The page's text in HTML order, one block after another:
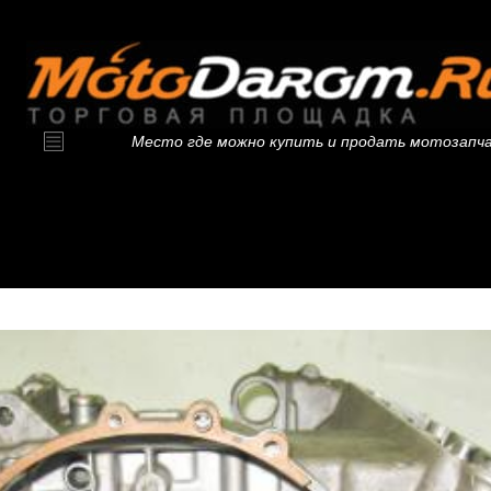
Место где можно купить и продать